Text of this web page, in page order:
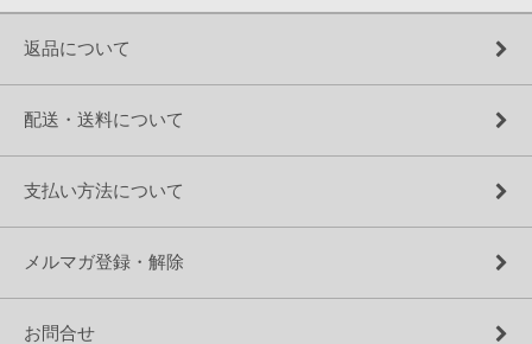
返品について
配送・送料について
支払い方法について
メルマガ登録・解除
お問合せ